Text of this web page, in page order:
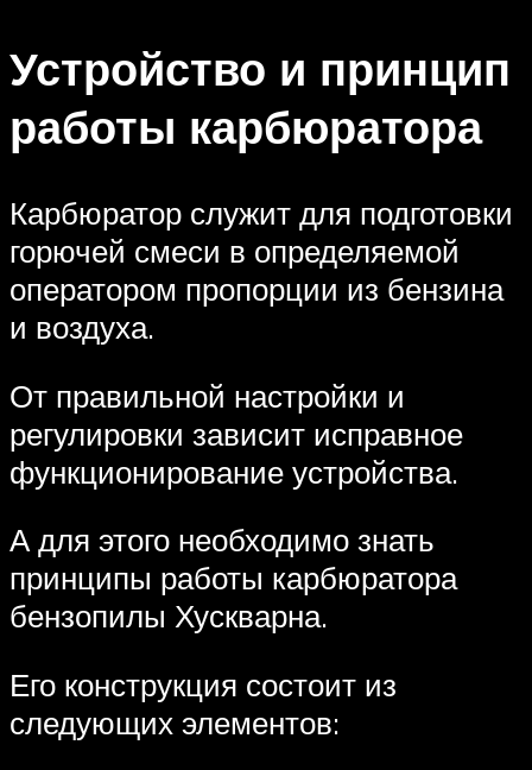
Устройство и принцип
работы карбюратора
Карбюратор служит для подготовки
горючей смеси в определяемой
оператором пропорции из бензина
и воздуха.
От правильной настройки и
регулировки зависит исправное
функционирование устройства.
А для этого необходимо знать
принципы работы карбюратора
бензопилы Хускварна.
Его конструкция состоит из
следующих элементов: